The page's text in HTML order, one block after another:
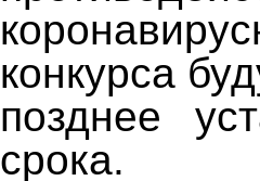
конкурса
позднее
срока.